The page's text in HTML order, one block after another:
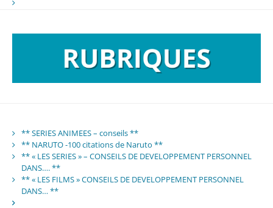
** SERIES ANIMEES – conseils **
** NARUTO -100 citations de Naruto **
** « LES SERIES » – CONSEILS DE DEVELOPPEMENT PERSONNEL
DANS…. **
** « LES FILMS » CONSEILS DE DEVELOPPEMENT PERSONNEL
DANS… **